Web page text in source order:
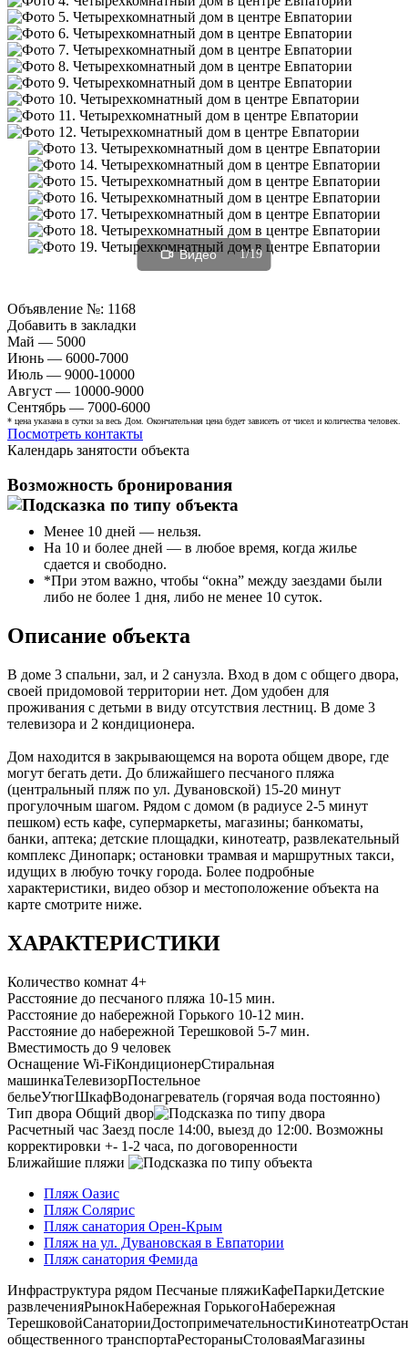
Видео 1/19
Объявление №: 1168
Добавить в закладки
Май — 5000
Июнь — 6000-7000
Июль — 9000-10000
Август — 10000-9000
Сентябрь — 7000-6000
* цена указана в сутки за весь Дом. Окончательная цена будет зависеть от чисел и количества человек.
Посмотреть контакты
Календарь занятости объекта
Возможность бронирования
Менее 10 дней — нельзя.
На 10 и более дней — в любое время, когда жилье
сдается и свободно.
*При этом важно, чтобы “окна” между заездами были
либо не более 1 дня, либо не менее 10 суток.
Описание объекта
В доме 3 спальни, зал, и 2 санузла. Вход в дом с общего двора,
своей придомовой территории нет. Дом удобен для
проживания с детьми в виду отсутствия лестниц. В доме 3
телевизора и 2 кондиционера.
Дом находится в закрывающемся на ворота общем дворе, где
могут бегать дети. До ближайшего песчаного пляжа
(центральный пляж по ул. Дувановской) 15-20 минут
прогулочным шагом. Рядом с домом (в радиусе 2-5 минут
пешком) есть кафе, супермаркеты, магазины; банкоматы,
банки, аптека; детские площадки, кинотеатр, развлекательный
комплекс Динопарк; остановки трамвая и маршрутных такси,
идущих в любую точку города. Более подробные
характеристики, видео обзор и местоположение объекта на
карте смотрите ниже.
ХАРАКТЕРИСТИКИ
Количество комнат 4+
Расстояние до песчаного пляжа 10-15 мин.
Расстояние до набережной Горького 10-12 мин.
Расстояние до набережной Терешковой 5-7 мин.
Вместимость до 9 человек
Оснащение Wi-FiКондиционерСтиральная
машинкаТелевизорПостельное
бельеУтюгШкафВодонагреватель (горячая вода постоянно)
Тип двора Общий двор
Расчетный час Заезд после 14:00, выезд до 12:00. Возможны
корректировки +- 1-2 часа, по договоренности
Ближайшие пляжи
Пляж Оазис
Пляж Солярис
Пляж санатория Орен-Крым
Пляж на ул. Дувановская в Евпатории
Пляж санатория Фемида
Инфраструктура рядом Песчаные пляжиКафеПаркиДетские
развлеченияРынокНабережная ГорькогоНабережная
ТерешковойСанаторииДостопримечательностиКинотеатр
общественного транспортаРестораныСтоловаяМагазины